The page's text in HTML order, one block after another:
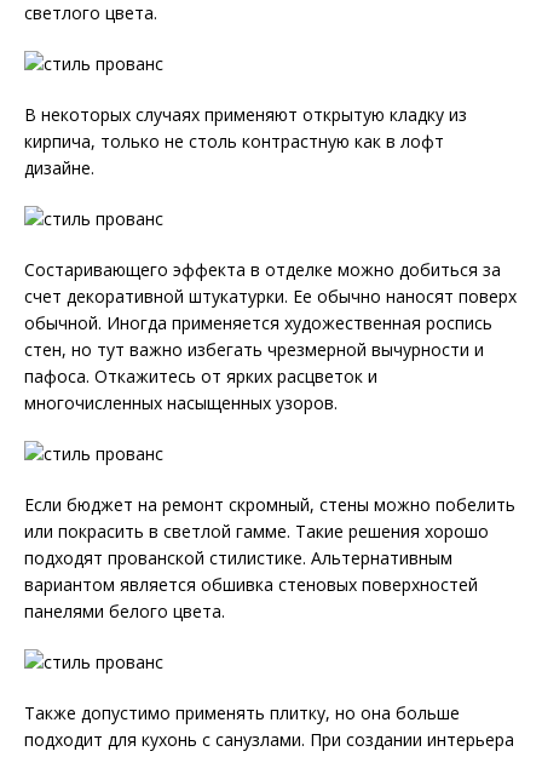
светлого цвета.
В некоторых случаях применяют открытую кладку из
кирпича, только не столь контрастную как в лофт
дизайне.
Состаривающего эффекта в отделке можно добиться за
счет декоративной штукатурки. Ее обычно наносят поверх
обычной. Иногда применяется художественная роспись
стен, но тут важно избегать чрезмерной вычурности и
пафоса. Откажитесь от ярких расцветок и
многочисленных насыщенных узоров.
Если бюджет на ремонт скромный, стены можно побелить
или покрасить в светлой гамме. Такие решения хорошо
подходят прованской стилистике. Альтернативным
вариантом является обшивка стеновых поверхностей
панелями белого цвета.
Также допустимо применять плитку, но она больше
подходит для кухонь с санузлами. При создании интерьера